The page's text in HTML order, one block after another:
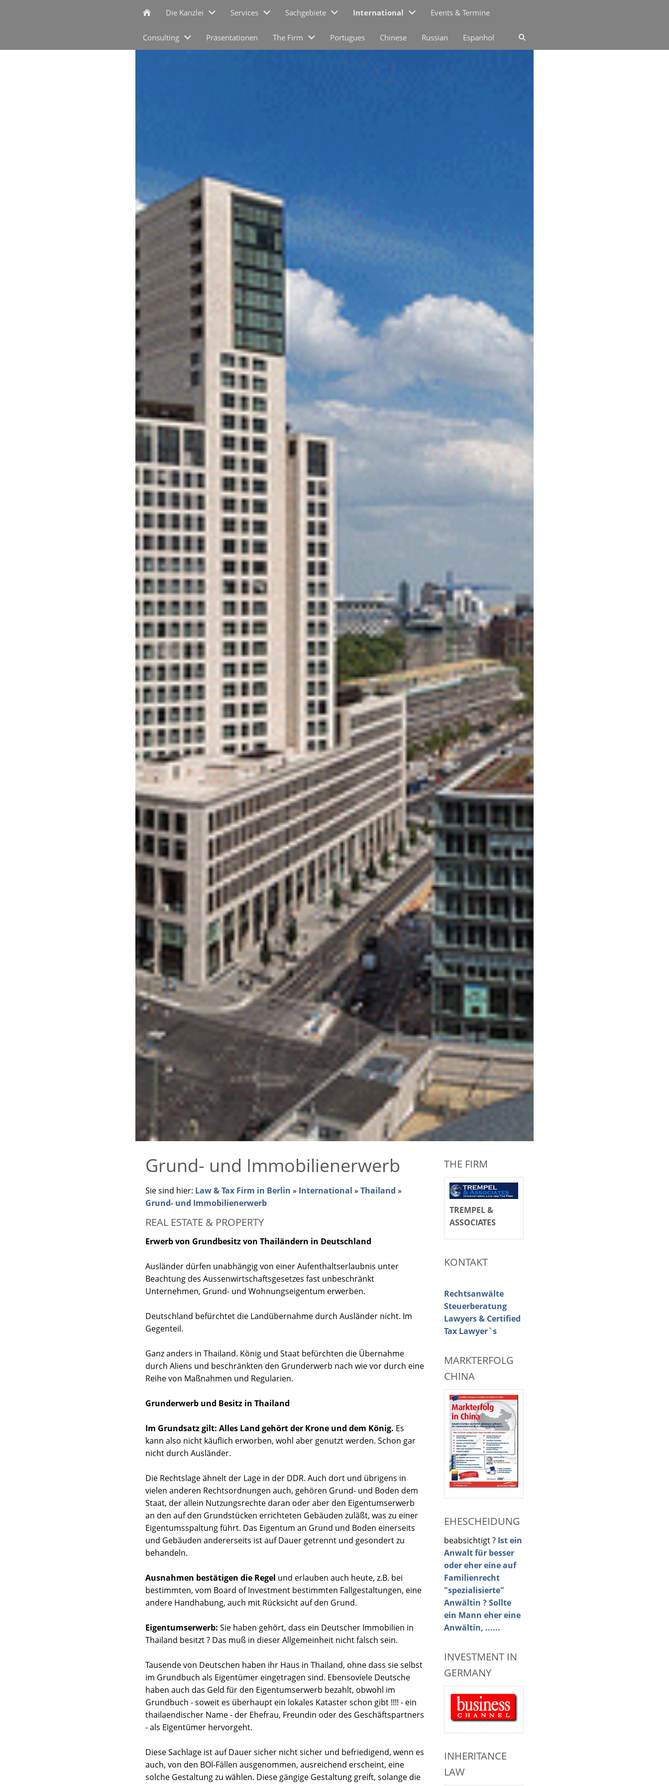
Die Kanzlei Services Sachgebiete International Events & Termine
Consulting Präsentationen The Firm Portugues Chinese Russian Espanhol
Grund- und Immobilienerwerb
Sie sind hier: Law & Tax Firm in Berlin » International » Thailand »
Grund- und Immobilienerwerb
REAL ESTATE & PROPERTY
Erwerb von Grundbesitz von Thailändern in Deutschland
Ausländer dürfen unabhängig von einer Aufenthaltserlaubnis unter
Beachtung des Aussenwirtschaftsgesetzes fast unbeschränkt
Unternehmen, Grund- und Wohnungseigentum erwerben.
Deutschland befürchtet die Landübernahme durch Ausländer nicht. Im
Gegenteil.
Ganz anders in Thailand. König und Staat befürchten die Übernahme
durch Aliens und beschränkten den Grunderwerb nach wie vor durch eine
Reihe von Maßnahmen und Regularien.
Grunderwerb und Besitz in Thailand
Im Grundsatz gilt: Alles Land gehört der Krone und dem König. Es
kann also nicht käuflich erworben, wohl aber genutzt werden. Schon gar
nicht durch Ausländer.
Die Rechtslage ähnelt der Lage in der DDR. Auch dort und übrigens in
vielen anderen Rechtsordnungen auch, gehören Grund- und Boden dem
Staat, der allein Nutzungsrechte daran oder aber den Eigentumserwerb
an den auf den Grundstücken errichteten Gebäuden zuläßt, was zu einer
Eigentumsspaltung führt. Das Eigentum an Grund und Boden einerseits
und Gebäuden andererseits ist auf Dauer getrennt und gesondert zu
behandeln.
Ausnahmen bestätigen die Regel und erlauben auch heute, z.B. bei
bestimmten, vom Board of Investment bestimmten Fallgestaltungen, eine
andere Handhabung, auch mit Rücksicht auf den Grund.
Eigentumserwerb: Sie haben gehört, dass ein Deutscher Immobilien in
Thailand besitzt ? Das muß in dieser Allgemeinheit nicht falsch sein.
Tausende von Deutschen haben ihr Haus in Thailand, ohne dass sie selbst
im Grundbuch als Eigentümer eingetragen sind. Ebensoviele Deutsche
haben auch das Geld für den Eigentumserwerb bezahlt, obwohl im
Grundbuch - soweit es überhaupt ein lokales Kataster schon gibt !!!! - ein
thailaendischer Name - der Ehefrau, Freundin oder des Geschäftspartners
- als Eigentümer hervorgeht.
Diese Sachlage ist auf Dauer sicher nicht sicher und befriedigend, wenn es
auch, von den BOI-Fällen ausgenommen, ausreichend erscheint, eine
solche Gestaltung zu wählen. Diese gängige Gestaltung greift, solange die
THE FIRM
TREMPEL &
ASSOCIATES
KONTAKT
Rechtsanwälte
Steuerberatung
Lawyers & Certified
Tax Lawyer`s
MARKTERFOLG
CHINA
EHESCHEIDUNG
beabsichtigt ? Ist ein
Anwalt für besser
oder eher eine auf
Familienrecht
"spezialisierte"
Anwältin ? Sollte
ein Mann eher eine
Anwältin, ......
INVESTMENT IN
GERMANY
INHERITANCE
LAW